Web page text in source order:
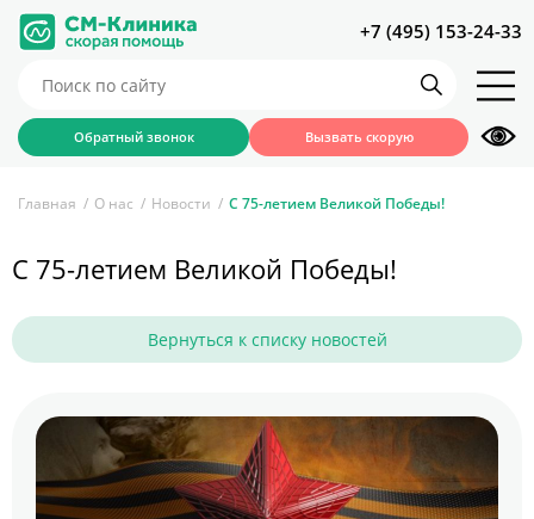
+7 (495) 153-24-33
Обратный звонок Вызвать скорую
Главная О нас Новости С 75-летием Великой Победы!
С 75-летием Великой Победы!
Вернуться к списку новостей